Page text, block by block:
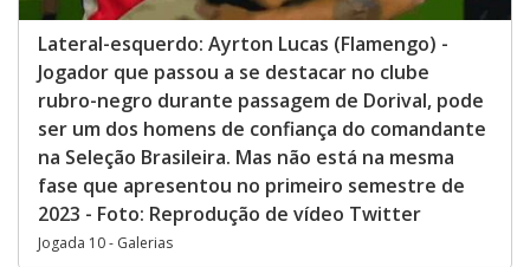
Lateral-esquerdo: Ayrton Lucas (Flamengo) -
Jogador que passou a se destacar no clube
rubro-negro durante passagem de Dorival, pode
ser um dos homens de confiança do comandante
na Seleção Brasileira. Mas não está na mesma
fase que apresentou no primeiro semestre de
2023 - Foto: Reprodução de vídeo Twitter
Jogada 10 - Galerias